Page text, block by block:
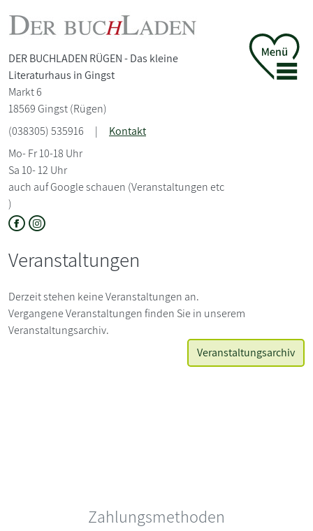
DER BUCHLADEN RÜGEN - Das kleine
Literaturhaus in Gingst
Markt 6
18569 Gingst (Rügen)
(038305) 535916
|
Kontakt
Mo- Fr 10-18 Uhr
Sa 10- 12 Uhr
auch auf Google schauen (Veranstaltungen etc
)
Veranstaltungen
Derzeit stehen keine Veranstaltungen an.
Vergangene Veranstaltungen finden Sie in unserem
Veranstaltungsarchiv.
Veranstaltungsarchiv
Zahlungsmethoden